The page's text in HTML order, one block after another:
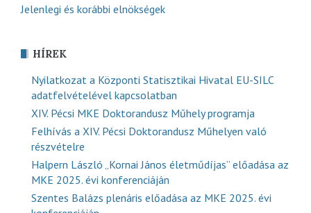
Jelenlegi és korábbi elnökségek
HÍREK
Nyilatkozat a Központi Statisztikai Hivatal EU-SILC
adatfelvételével kapcsolatban
XIV. Pécsi MKE Doktorandusz Műhely programja
Felhívás a XIV. Pécsi Doktorandusz Műhelyen való
részvételre
Halpern László „Kornai János életműdíjas” előadása az
MKE 2025. évi konferenciáján
Szentes Balázs plenáris előadása az MKE 2025. évi